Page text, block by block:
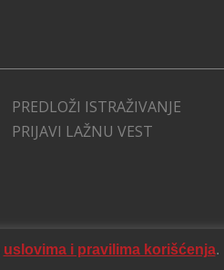
PREDLOŽI ISTRAŽIVANJE
PRIJAVI LAŽNU VEST
uslovima i pravilima korišćenja.